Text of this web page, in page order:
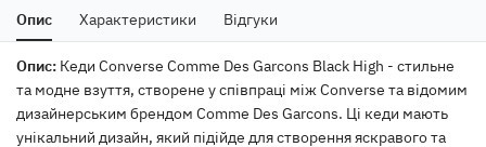
Опис Характеристики Відгуки
Опис: Кеди Converse Comme Des Garcons Black High - стильне
та модне взуття, створене у співпраці між Converse та відомим
дизайнерським брендом Comme Des Garcons. Ці кеди мають
унікальний дизайн, який підійде для створення яскравого та